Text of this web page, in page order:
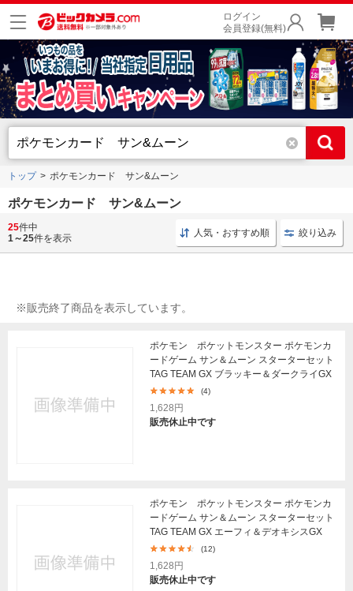
ログイン
会員登録(無料)
トップ ポケモンカード サン&ムーン
ポケモンカード サン&ムーン
アニメ テーマソング集 アニメ ソニーミュージックマーケ
25件中
1～25件を表示 人気・おすすめ順 絞り込み
※販売終了商品を表示しています。
ポケモン ポケットモンスター ポケモンカ
ードゲーム サン＆ムーン スターターセット
TAG TEAM GX ブラッキー＆ダークライGX
(4)
1,628円
販売休止中です
ポケモン ポケットモンスター ポケモンカ
ードゲーム サン＆ムーン スターターセット
TAG TEAM GX エーフィ＆デオキシスGX
(12)
1,628円
販売休止中です